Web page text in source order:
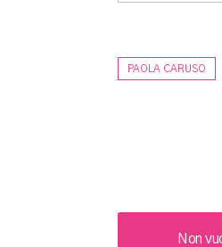
PAOLA CARUSO
Non